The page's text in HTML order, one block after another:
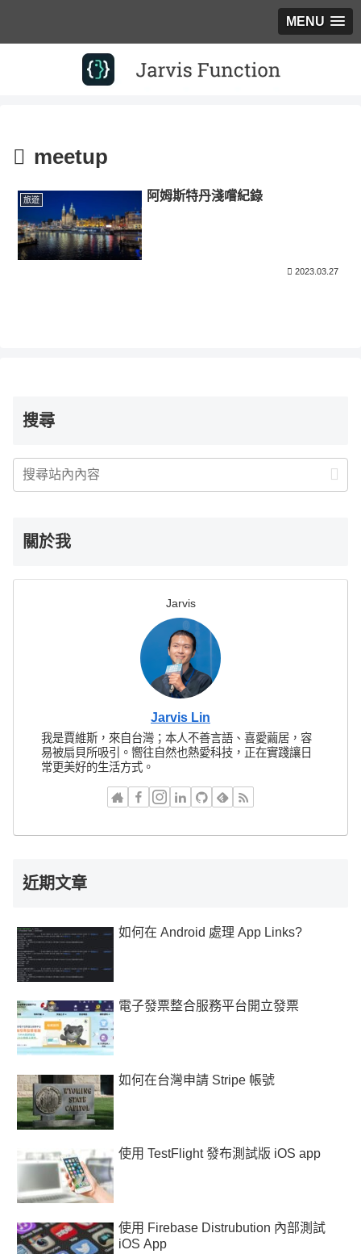
MENU
meetup
旅遊 阿姆斯特丹淺嚐紀錄
2023.03.27
搜尋
關於我
Jarvis
Jarvis Lin
我是賈維斯，來自台灣；本人不善言語、喜愛繭居，容
易被扇貝所吸引。嚮往自然也熱愛科技，正在實踐讓日
常更美好的生活方式。
近期文章
如何在 Android 處理 App Links?
電子發票整合服務平台開立發票
如何在台灣申請 Stripe 帳號
使用 TestFlight 發布測試版 iOS app
使用 Firebase Distrubution 內部測試
iOS App